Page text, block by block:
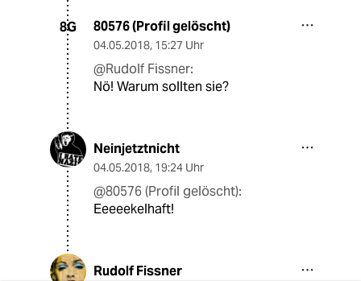
8G 80576 (Profil gelöscht)
04.05.2018, 15:27 Uhr
@Rudolf Fissner:
Nö! Warum sollten sie?
Neinjetztnicht
04.05.2018, 19:24 Uhr
@80576 (Profil gelöscht):
Eeeeekelhaft!
Rudolf Fissner